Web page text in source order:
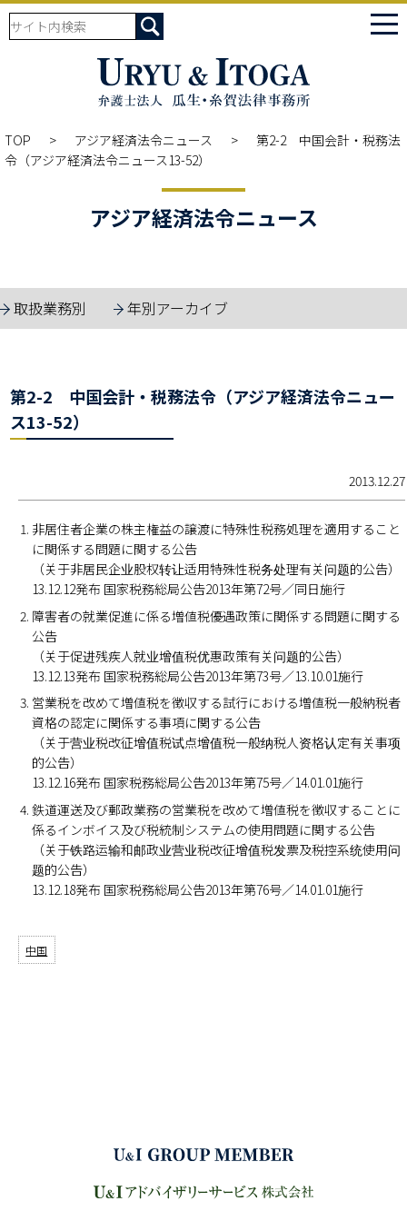
TOP アジア経済法令ニュース
第2-2 中国会計・税務法
令（アジア経済法令ニュース13-52）
アジア経済法令ニュース
取扱業務別 年別アーカイブ
第2-2 中国会計・税務法令（アジア経済法令ニュー
ス13-52）
2013.12.27
非居住者企業の株主権益の譲渡に特殊性税務処理を適用すること
に関係する問題に関する公告
（关于非居民企业股权转让适用特殊性税务处理有关问题的公告）
13.12.12発布 国家税務総局公告2013年第72号／同日施行
障害者の就業促進に係る増値税優遇政策に関係する問題に関する
公告
（关于促进残疾人就业增值税优惠政策有关问题的公告）
13.12.13発布 国家税務総局公告2013年第73号／13.10.01施行
営業税を改めて増値税を徴収する試行における増値税一般納税者
資格の認定に関係する事項に関する公告
（关于营业税改征增值税试点增值税一般纳税人资格认定有关事项
的公告）
13.12.16発布 国家税務総局公告2013年第75号／14.01.01施行
鉄道運送及び郵政業務の営業税を改めて増値税を徴収することに
係るインボイス及び税統制システムの使用問題に関する公告
（关于铁路运输和邮政业营业税改征增值税发票及税控系统使用问
题的公告）
13.12.18発布 国家税務総局公告2013年第76号／14.01.01施行
中国